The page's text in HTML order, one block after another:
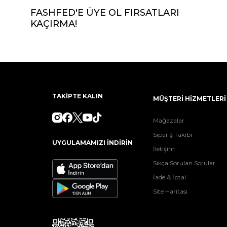
FASHFED'E ÜYE OL FIRSATLARI
KAÇIRMA!
TAKİPTE KALIN
UYGULAMAMIZI İNDİRİN
MÜŞTERİ HİZMETLERİ
Mağazalar
Sipariş Takibi
İletişim
Sıkça Sorulan Sorular
İade & İptal
Site Haritası